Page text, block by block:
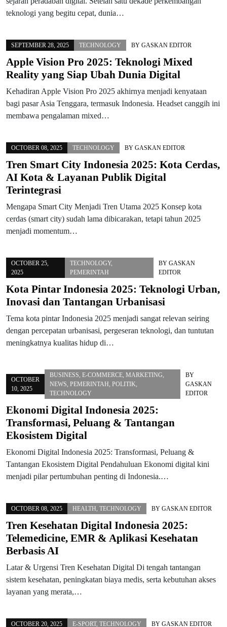
teknologi yang begitu cepat, dunia…
SEPTEMBER 28, 2025 TECHNOLOGY BY GASKAN EDITOR
Apple Vision Pro 2025: Teknologi Mixed
Reality yang Siap Ubah Dunia Digital
Kehadiran Apple Vision Pro 2025 akhirnya menjadi kenyataan
bagi pasar Asia Tenggara, termasuk Indonesia. Headset canggih ini
membawa pengalaman mixed…
OCTOBER 08, 2025 TECHNOLOGY BY GASKAN EDITOR
Tren Smart City Indonesia 2025: Kota Cerdas,
AI Kota & Layanan Publik Digital
Terintegrasi
Mengapa Smart City Menjadi Tren Utama 2025 Konsep kota
cerdas (smart city) sudah lama dibicarakan, tetapi tahun 2025
menjadi momentum…
OCTOBER 25,
2025
TECHNOLOGY,
PEMERINTAH
BYGASKAN
EDITOR
Kota Pintar Indonesia 2025: Teknologi Urban,
Inovasi dan Tantangan Urbanisasi
Tema kota pintar Indonesia 2025 menjadi sangat relevan seiring
dengan percepatan urbanisasi, pergeseran teknologi, dan tuntutan
meningkatnya kualitas hidup di…
OCTOBER
10, 2025
BUSINESS E-COMMERCE MARKETING
NEWS PEMERINTAH POLITIK
TECHNOLOGY
BY
GASKAN
EDITOR
Ekonomi Digital Indonesia 2025:
Transformasi, Peluang & Tantangan
Ekosistem Digital
Ekonomi Digital Indonesia 2025: Transformasi, Peluang &
Tantangan Ekosistem Digital Pendahuluan Ekonomi digital kini
menjadi pilar pertumbuhan penting di Indonesia.…
OCTOBER 08, 2025 HEALTH TECHNOLOGY BY GASKAN EDITOR
Tren Kesehatan Digital Indonesia 2025:
Telemedicine, EMR & Aplikasi Kesehatan
Berbasis AI
Latar & Urgensi Tren Kesehatan Digital Di tengah tantangan
sistem kesehatan, peningkatan biaya medis, serta kebutuhan akses
layanan yang merata,…
OCTOBER 20, 2025 E-SPORT, TECHNOLOGY BY GASKAN EDITOR